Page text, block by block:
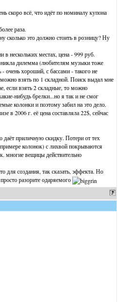
скоро всё, что идёт по номиналу купона
раза.
сколько это должно стоить в розницу? Ну
в нескольких местах, цена - 999 руб.
дилемма (любителям музыки тоже
очень хороший, с бассами - такого не
взять по 1 складной. Поиск выдал мне
если взять 2 складные, то можно
нибудь брелки...но я так и не смог
колонки и поэтому забил на это дело.
в 2006 г. её цена составляла 22$, сейчас
даёт приличную скидку. Потери от тех
колонок) с лихвой покрываются
многие вещицы действительно
для создания, так сказать, эффекта. Но
разорите одаряемого